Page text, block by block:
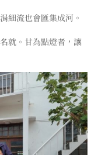
細流也會匯集成河。
就。甘為點燈者，讓